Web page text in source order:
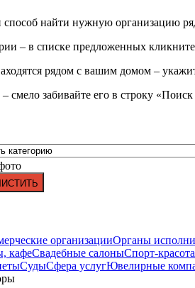
способ найти нужную организацию
– в списке предложенных кликните
рядом с вашим домом –
смело забивайте его в строку «Поиск
организацииОрганы
кафеСвадебные салоныСпорт-красота
СудыСфера услугЮвелирные